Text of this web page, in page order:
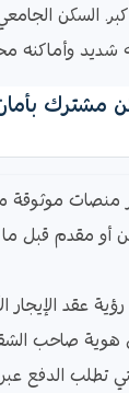
السكن
شديد وأماكنه
منصات موثوقة
أو مقدم قبل
عقد الإيجار
صاحب
تطلب الدفع